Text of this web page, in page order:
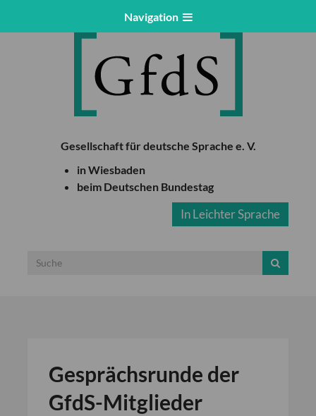
Navigation
Gesellschaft für deutsche Sprache e. V.
in Wiesbaden
beim Deutschen Bundestag
In Leichter Sprache
Gesprächsrunde der
GfdS-Mitglieder